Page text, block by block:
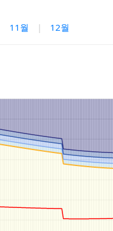
11월 | 12월